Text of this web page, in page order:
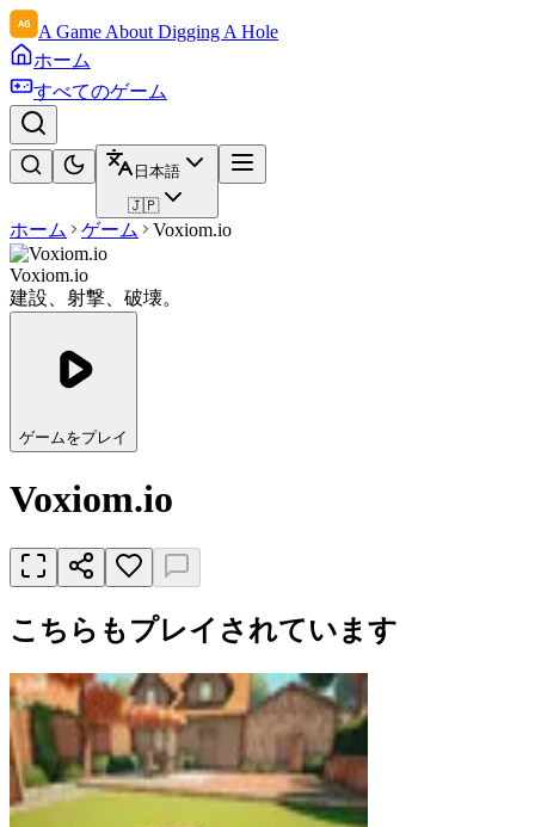
A Game About Digging A Hole
ホーム
すべてのゲーム
日本語
🇯🇵
ホーム ゲーム Voxiom.io
Voxiom.io
建設、射撃、破壊。
ゲームをプレイ
Voxiom.io
こちらもプレイされています